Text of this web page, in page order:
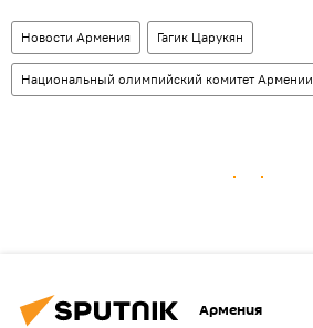
Новости Армения Гагик Царукян
Национальный олимпийский комитет Армении
Армения